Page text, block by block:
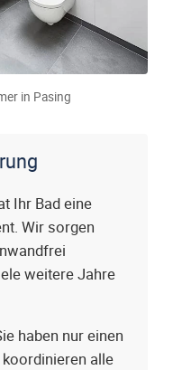
in Pasing
Ihr Bad eine
Wir sorgen
weitere Jahre
haben nur einen
alle